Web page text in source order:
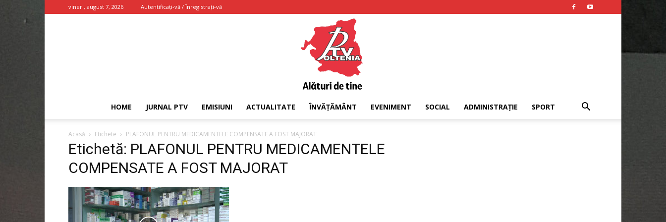
vineri, august 7, 2026 Autentificați-vă / Înregistrați-vă
HOME JURNAL PTV EMISIUNI ACTUALITATE ÎNVĂȚĂMÂNT EVENIMENT SOCIAL ADMINISTRAȚIE SPORT
Acasă Etichete PLAFONUL PENTRU MEDICAMENTELE COMPENSATE A FOST MAJORAT
Etichetă: PLAFONUL PENTRU MEDICAMENTELE
COMPENSATE A FOST MAJORAT